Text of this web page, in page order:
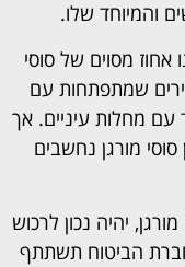
והמיוחד שלו.
אחוז מסוים של סוסי
שמתפתחות עם
עם מחלות עיניים. אך
מורגן נחשבים
יהיה נכון לרכוש
הביטוח תשתתף